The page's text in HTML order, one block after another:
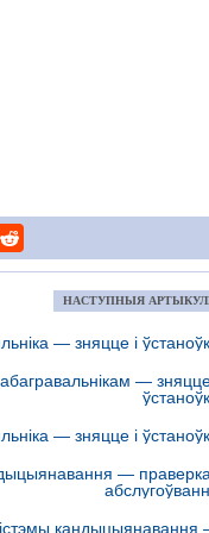
НАСТУПНЫЯ
— зняцце і
—
— зняцце і
— праверка
кандыцыянавання